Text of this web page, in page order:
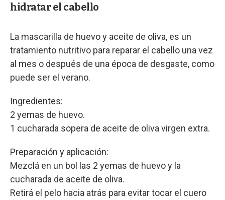
hidratar el cabello
La mascarilla de huevo y aceite de oliva, es un
tratamiento nutritivo para reparar el cabello una vez
al mes o después de una época de desgaste, como
puede ser el verano.
Ingredientes:
2 yemas de huevo.
1 cucharada sopera de aceite de oliva virgen extra.
Preparación y aplicación:
Mezclá en un bol las 2 yemas de huevo y la
cucharada de aceite de oliva.
Retirá el pelo hacia atrás para evitar tocar el cuero